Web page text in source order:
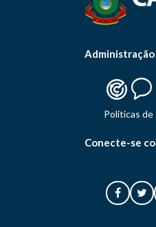
Politicas de
Conecte-se